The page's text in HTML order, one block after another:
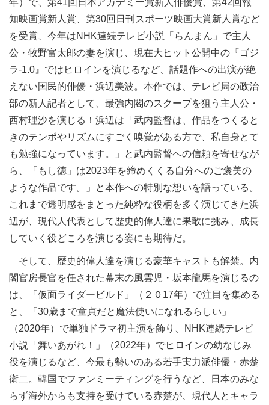
知映画賞新人賞、第30回日刊スポーツ映画大賞新人賞など
を受賞、今年はNHK連続テレビ小説「らんまん」で主人
公・牧野富太郎の妻を演じ、現在大ヒット公開中の『ゴジ
ラ-1.0』ではヒロインを演じるなど、話題作への出演が絶
えない国民的俳優・浜辺美波。本作では、テレビ局の政治
部の新人記者として、最強内閣のスクープを狙う主人公・
西村理沙を演じる！浜辺は「武内監督は、作品をつくると
きのテンポやリズムにすごく嗅覚がある方で、私自身とて
も勉強になっています。」と武内監督への信頼を寄せなが
ら、「もし徳」は2023年を締めくくる自分へのご褒美の
ような作品です。」と本作への特別な想いを語っている。
これまで透明感をまとった純粋な役柄を多く演じてきた浜
辺が、現代人代表として歴史的偉人達に果敢に挑み、成長
していく役どころを演じる姿にも期待だ。
そして、歴史的偉人達を演じる豪華キャストも解禁。内
閣官房長官を任された幕末の風雲児・坂本龍馬を演じるの
は、「仮面ライダービルド」（２０17年）で注目を集める
と、「30歳まで童貞だと魔法使いになれるらしい」
（2020年）で単独ドラマ初主演を飾り、NHK連続テレビ
小説「舞いあがれ！」（2022年）でヒロインの幼なじみ
役を演じるなど、今最も勢いのある若手実力派俳優・赤楚
衛二。韓国でファンミーティングを行うなど、日本のみな
らず海外からも支持を受けている赤楚が、現代人とキャラ